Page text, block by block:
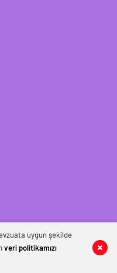
uygun şekilde
veri politikamızı